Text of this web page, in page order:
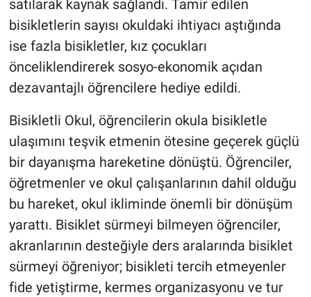
satılarak kaynak sağlandı. Tamir edilen
bisikletlerin sayısı okuldaki ihtiyacı aştığında
ise fazla bisikletler, kız çocukları
önceliklendirerek sosyo-ekonomik açıdan
dezavantajlı öğrencilere hediye edildi.
Bisikletli Okul, öğrencilerin okula bisikletle
ulaşımını teşvik etmenin ötesine geçerek güçlü
bir dayanışma hareketine dönüştü. Öğrenciler,
öğretmenler ve okul çalışanlarının dahil olduğu
bu hareket, okul ikliminde önemli bir dönüşüm
yarattı. Bisiklet sürmeyi bilmeyen öğrenciler,
akranlarının desteğiyle ders aralarında bisiklet
sürmeyi öğreniyor; bisikleti tercih etmeyenler
fide yetiştirme, kermes organizasyonu ve tur